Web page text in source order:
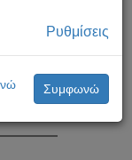
στοχεύει
Ρυθμίσεις
Συμφωνώ